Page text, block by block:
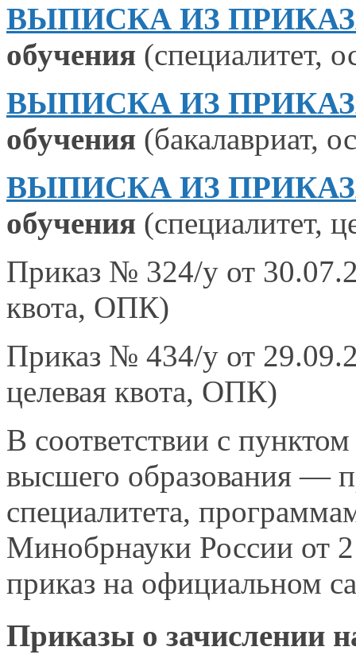
ВЫПИСКА ИЗ ПРИКАЗА
обучения (специалитет,
ВЫПИСКА ИЗ ПРИКАЗА
обучения (бакалавриат,
ВЫПИСКА ИЗ ПРИКАЗА
обучения (специалитет,
Приказ № 324/у от
квота, ОПК)
Приказ № 434/у от
целевая квота, ОПК)
В соответствии с пунктом
высшего образования —
специалитета,
Минобрнауки России от
приказ на официальном
Приказы о зачислении